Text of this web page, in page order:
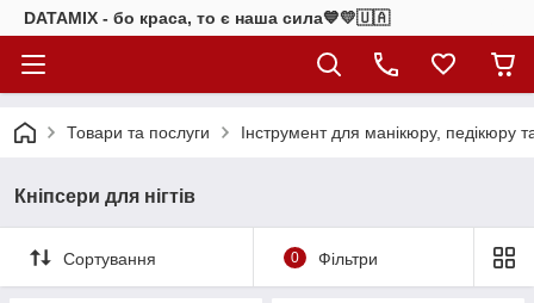
DATAMIX - бо краcа, то є наша сила​💙💛🇺🇦​
Товари та послуги Інструмент для манікюру, педікюру
Кніпсери для нігтів
Сортування 0 Фільтри